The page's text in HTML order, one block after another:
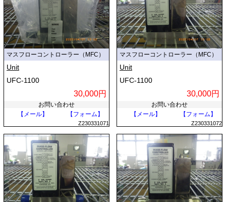
マスフローコントローラー（MFC）
Unit
UFC-1100
30,000円
お問い合わせ
【メール】
【フォーム】
Z230331071
マスフローコントローラー（MFC）
Unit
UFC-1100
30,000円
お問い合わせ
【メール】
【フォーム】
Z230331072